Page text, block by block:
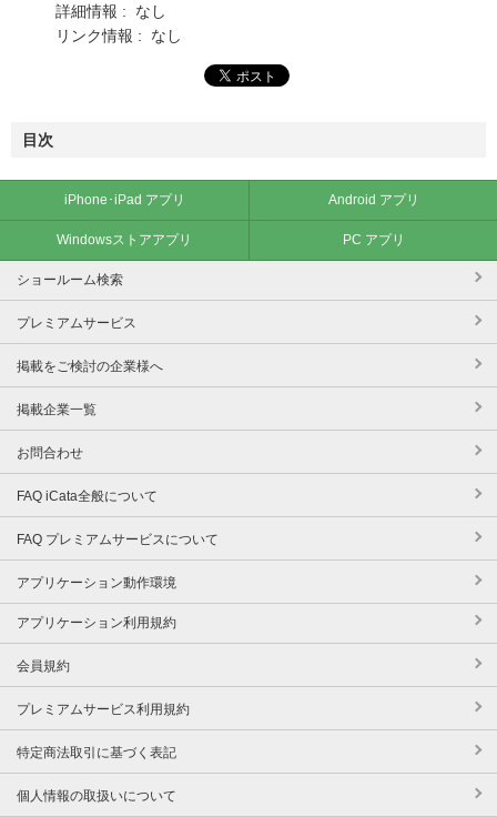
詳細情報 : なし
リンク情報 : なし
目次
iPhone･iPad アプリ Android アプリ
Windowsストアアプリ PC アプリ
ショールーム検索
プレミアムサービス
掲載をご検討の企業様へ
掲載企業一覧
お問合わせ
FAQ iCata全般について
FAQ プレミアムサービスについて
アプリケーション動作環境
アプリケーション利用規約
会員規約
プレミアムサービス利用規約
特定商法取引に基づく表記
個人情報の取扱いについて